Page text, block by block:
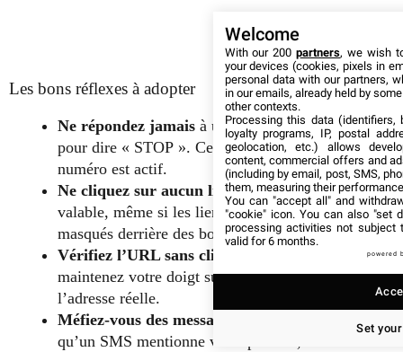
Les bons réflexes à adopter
Ne répondez jamais à un SMS suspect, même
pour dire « STOP ». Cela confirme que votre
numéro est actif.
Ne cliquez sur aucun lien.La règle d’or reste
valable, même si les liens sont aujourd’hui
masqués derrière des boutons ou des images.
Vérifiez l’URL sans cliquer.
maintenez votre doigt sur le lien pour afficher
l’adresse réelle.
Méfiez-vous des messages personnalisés.
Le fait
qu’un SMS mentionne votre prénom, votre adresse
Welcome
With our 200partners, we wish
your devices (cookies, pixels in
personal data with our partners,
in our emails, already held by
other contexts.
Processing this data (identifiers,
loyalty programs, IP, postal
geolocation, etc.) allows
content, commercial offers and
(including by email, post, SMS,
them, measuring their
You can "accept all" and
"cookie" icon. You can also "set
processing activities not subject
valid for 6 months.
powered
Set